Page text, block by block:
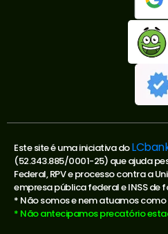
Este site é uma iniciativa do
(52.343.885/0001-25) que ajuda
Federal, RPV e processo contra a
empresa pública federal e INSS de
* Não somos e nem atuamos
* Não antecipamos precatório